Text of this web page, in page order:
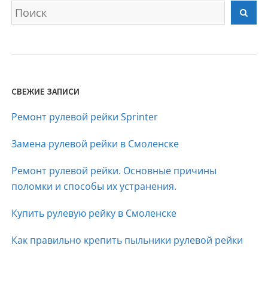
Искать
СВЕЖИЕ ЗАПИСИ
Ремонт рулевой рейки Sprinter
Замена рулевой рейки в Смоленске
Ремонт рулевой рейки. Основные причины
поломки и способы их устранения.
Купить рулевую рейку в Смоленске
Как правильно крепить пыльники рулевой рейки